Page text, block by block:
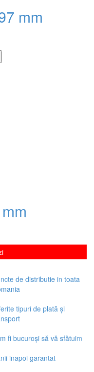
mm
de distributie in toata
tipuri de plată și
fi bucuroși să vă sfătuim
inapoi garantat